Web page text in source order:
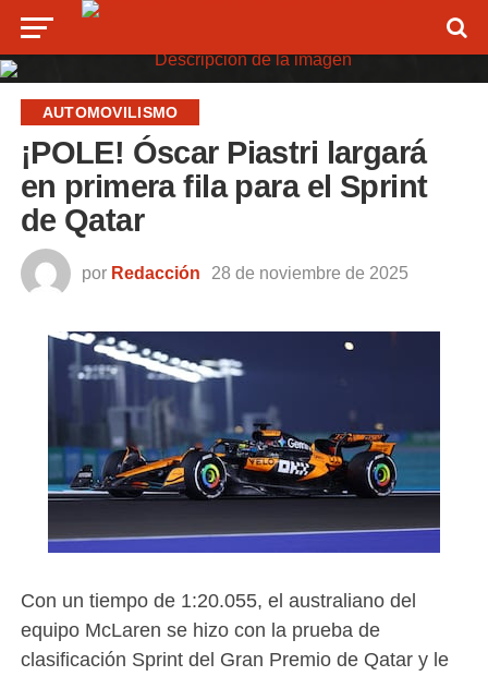
AUTOMOVILISMO
¡POLE! Óscar Piastri largará
en primera fila para el Sprint
de Qatar
por Redacción 28 de noviembre de 2025
Con un tiempo de 1:20.055, el australiano del
equipo McLaren se hizo con la prueba de
clasificación Sprint del Gran Premio de Qatar y le